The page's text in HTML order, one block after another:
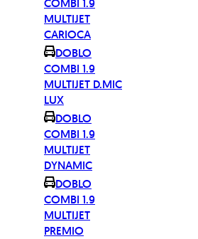
COMBI 1.9
MULTIJET
CARIOCA
DOBLO
COMBI 1.9
MULTIJET D.MIC
LUX
DOBLO
COMBI 1.9
MULTIJET
DYNAMIC
DOBLO
COMBI 1.9
MULTIJET
PREMIO